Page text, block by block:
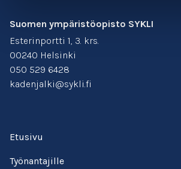
Suomen ympäristöopisto SYKLI
Esterinportti 1, 3. krs.
00240 Helsinki
050 529 6428
kadenjalki@sykli.fi
Etusivu
Työnantajille